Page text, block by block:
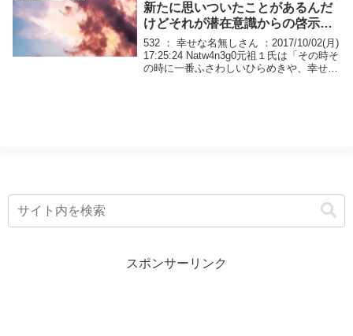
新たに思いついたことがあるんだ
けどそれが潜在意識からの啓示な
のか、顕在意識からの願望なのか
分からない
532 ： 幸せな名無しさん ：2017/10/02(月)
17:25:24 Natw4n3g0元祖１氏は「その時そ
の時に一番ふさわしいひらめきや、幸せが
スポンサーリンク